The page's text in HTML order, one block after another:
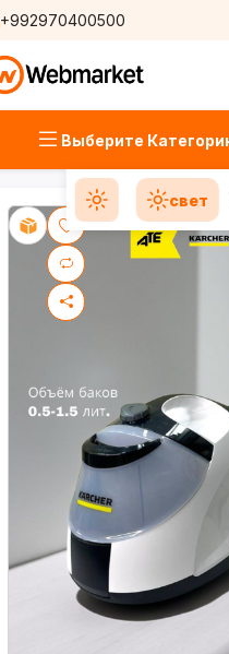
+992970400500
Выберите
свет